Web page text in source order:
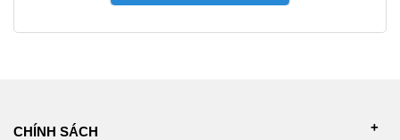
CHÍNH SÁCH